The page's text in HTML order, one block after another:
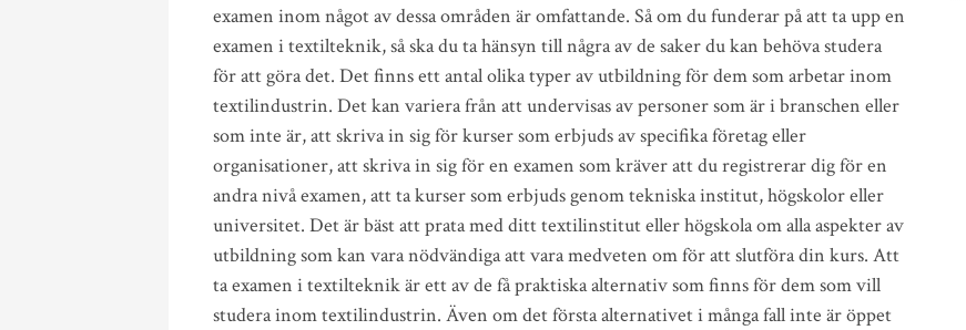
examen inom något av dessa områden är omfattande. Så om du funderar på att ta upp en
examen i textilteknik, så ska du ta hänsyn till några av de saker du kan behöva studera
för att göra det. Det finns ett antal olika typer av utbildning för dem som arbetar inom
textilindustrin. Det kan variera från att undervisas av personer som är i branschen eller
som inte är, att skriva in sig för kurser som erbjuds av specifika företag eller
organisationer, att skriva in sig för en examen som kräver att du registrerar dig för en
andra nivå examen, att ta kurser som erbjuds genom tekniska institut, högskolor eller
universitet. Det är bäst att prata med ditt textilinstitut eller högskola om alla aspekter av
utbildning som kan vara nödvändiga att vara medveten om för att slutföra din kurs. Att
ta examen i textilteknik är ett av de få praktiska alternativ som finns för dem som vill
studera inom textilindustrin. Även om det första alternativet i många fall inte är öppet